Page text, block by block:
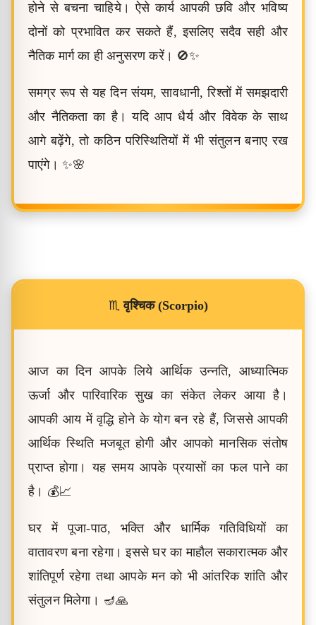
होने से बचना चाहिये। ऐसे कार्य आपकी छवि और भविष्य
दोनों को प्रभावित कर सकते हैं, इसलिए सदैव सही और
नैतिक मार्ग का ही अनुसरण करें। 🚫✨
समग्र रूप से यह दिन संयम, सावधानी, रिश्तों में समझदारी
और नैतिकता का है। यदि आप धैर्य और विवेक के साथ
आगे बढ़ेंगे, तो कठिन परिस्थितियों में भी संतुलन बनाए रख
पाएंगे। ✨🌸
♏वृश्चिक (Scorpio)
आज का दिन आपके लिये आर्थिक उन्नति, आध्यात्मिक
ऊर्जा और पारिवारिक सुख का संकेत लेकर आया है।
आपकी आय में वृद्धि होने के योग बन रहे हैं, जिससे आपकी
आर्थिक स्थिति मजबूत होगी और आपको मानसिक संतोष
प्राप्त होगा। यह समय आपके प्रयासों का फल पाने का
है। 💰📈
घर में पूजा-पाठ, भक्ति और धार्मिक गतिविधियों का
वातावरण बना रहेगा। इससे घर का माहौल सकारात्मक और
शांतिपूर्ण रहेगा तथा आपके मन को भी आंतरिक शांति और
संतुलन मिलेगा। 🪔🙏